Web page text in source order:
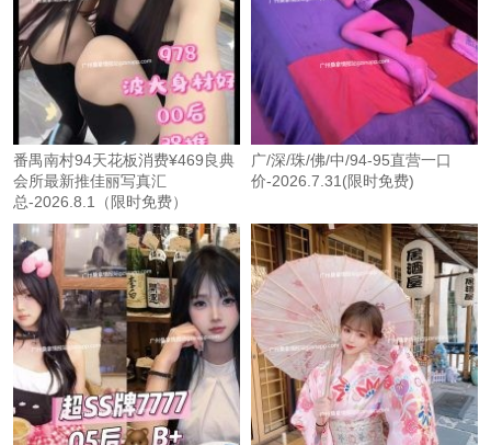
番禺南村94天花板消费¥469良典
会所最新推佳丽写真汇
总-2026.8.1（限时免费）
广/深/珠/佛/中/94-95直营一口
价-2026.7.31(限时免费)